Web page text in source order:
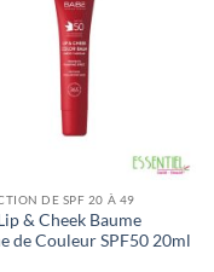
DE SPF 20 À 49
& Cheek Baume
de Couleur SPF50 20ml